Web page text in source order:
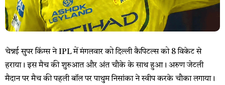
चेन्नई सुपर किंग्स ने IPL में मंगलवार को दिल्ली कैपिटल्स को 8 विकेट से
हराया। इस मैच की शुरुआत और अंत चौके के साथ हुआ। अरुण जेटली
मैदान पर मैच की पहली बॉल पर पाथुम निसांका ने स्वीप करके चौका लगाया।